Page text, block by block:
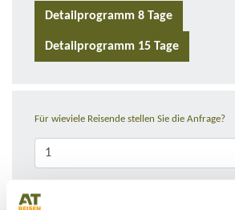
Detailprogramm 8 Tage
Detailprogramm 15 Tage
Für wieviele Reisende stellen Sie die Anfrage?